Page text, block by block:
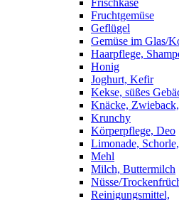
Frischkäse
Fruchtgemüse
Geflügel
Gemüse im Glas/
Haarpflege,
Honig
Joghurt, Kefir
Kekse, süßes
Knäcke,
Krunchy
Körperpflege, Deo
Limonade,
Mehl
Milch, Buttermilch
Nüsse/
Reinigungsmittel,